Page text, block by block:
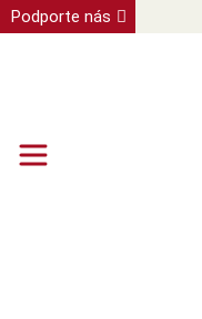
Podporte nás